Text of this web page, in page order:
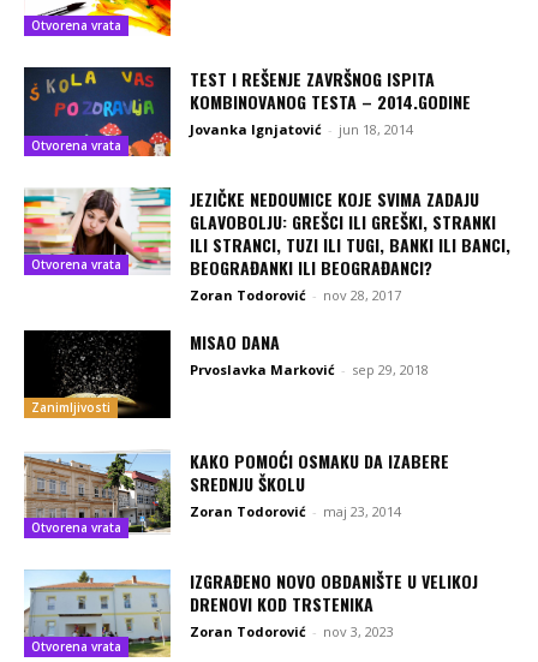
Otvorena vrata
Otvorena vrata
TEST I REŠENJE ZAVRŠNOG ISPITA
KOMBINOVANOG TESTA – 2014.GODINE
Jovanka Ignjatović - jun 18, 2014
Otvorena vrata
JEZIČKE NEDOUMICE KOJE SVIMA ZADAJU
GLAVOBOLJU: GREŠCI ILI GREŠKI, STRANKI
ILI STRANCI, TUZI ILI TUGI, BANKI ILI BANCI,
BEOGRAĐANKI ILI BEOGRAĐANCI?
Zoran Todorović - nov 28, 2017
Zanimljivosti
MISAO DANA
Prvoslavka Marković - sep 29, 2018
Otvorena vrata
KAKO POMOĆI OSMAKU DA IZABERE
SREDNJU ŠKOLU
Zoran Todorović - maj 23, 2014
Otvorena vrata
IZGRAĐENO NOVO OBDANIŠTE U VELIKOJ
DRENOVI KOD TRSTENIKA
Zoran Todorović - nov 3, 2023